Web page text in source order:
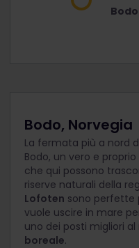
Bodo
Bodo, Norvegia
La fermata più a nord
Bodo, un vero e
che qui possono
riserve naturali della
Lofoten sono perfette
vuole uscire in mare
uno dei posti migliori
boreale.